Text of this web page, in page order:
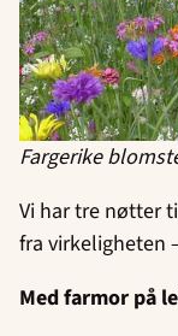
Fargerike
Vi har tre nøtter
fra virkeligheten
Med farmor på